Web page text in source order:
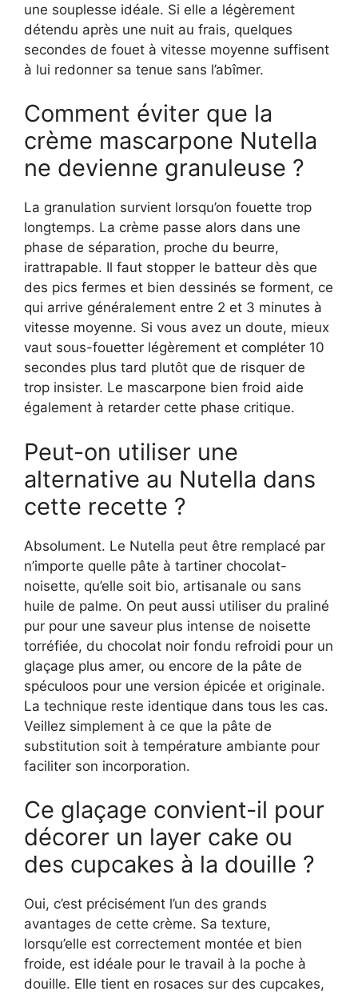
une souplesse idéale. Si elle a légèrement
détendu après une nuit au frais, quelques
secondes de fouet à vitesse moyenne suffisent
à lui redonner sa tenue sans l’abîmer.
Comment éviter que la
crème mascarpone Nutella
ne devienne granuleuse ?
La granulation survient lorsqu’on fouette trop
longtemps. La crème passe alors dans une
phase de séparation, proche du beurre,
irattrapable. Il faut stopper le batteur dès que
des pics fermes et bien dessinés se forment, ce
qui arrive généralement entre 2 et 3 minutes à
vitesse moyenne. Si vous avez un doute, mieux
vaut sous-fouetter légèrement et compléter 10
secondes plus tard plutôt que de risquer de
trop insister. Le mascarpone bien froid aide
également à retarder cette phase critique.
Peut-on utiliser une
alternative au Nutella dans
cette recette ?
Absolument. Le Nutella peut être remplacé par
n’importe quelle pâte à tartiner chocolat-
noisette, qu’elle soit bio, artisanale ou sans
huile de palme. On peut aussi utiliser du praliné
pur pour une saveur plus intense de noisette
torréfiée, du chocolat noir fondu refroidi pour un
glaçage plus amer, ou encore de la pâte de
spéculoos pour une version épicée et originale.
La technique reste identique dans tous les cas.
Veillez simplement à ce que la pâte de
substitution soit à température ambiante pour
faciliter son incorporation.
Ce glaçage convient-il pour
décorer un layer cake ou
des cupcakes à la douille ?
Oui, c’est précisément l’un des grands
avantages de cette crème. Sa texture,
lorsqu’elle est correctement montée et bien
froide, est idéale pour le travail à la poche à
douille. Elle tient en rosaces sur des cupcakes,